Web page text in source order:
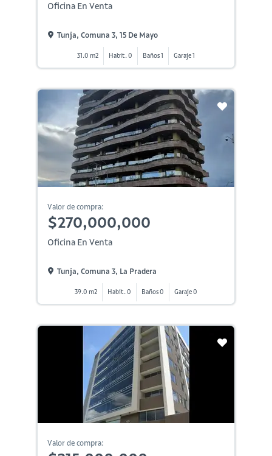
Oficina En Venta
Tunja, Comuna 3, 15 De Mayo
31.0 m2 Habit. 0 Baños 1 Garaje 1
Valor de compra:
$270,000,000
Oficina En Venta
Tunja, Comuna 3, La Pradera
39.0 m2 Habit. 0 Baños 0 Garaje 0
Valor de compra: